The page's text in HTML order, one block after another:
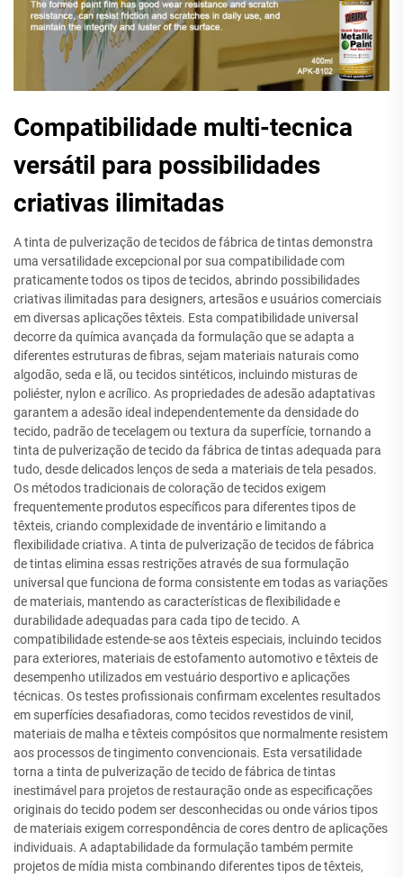
Compatibilidade multi-tecnica
versátil para possibilidades
criativas ilimitadas
A tinta de pulverização de tecidos de fábrica de tintas demonstra
uma versatilidade excepcional por sua compatibilidade com
praticamente todos os tipos de tecidos, abrindo possibilidades
criativas ilimitadas para designers, artesãos e usuários comerciais
em diversas aplicações têxteis. Esta compatibilidade universal
decorre da química avançada da formulação que se adapta a
diferentes estruturas de fibras, sejam materiais naturais como
algodão, seda e lã, ou tecidos sintéticos, incluindo misturas de
poliéster, nylon e acrílico. As propriedades de adesão adaptativas
garantem a adesão ideal independentemente da densidade do
tecido, padrão de tecelagem ou textura da superfície, tornando a
tinta de pulverização de tecido da fábrica de tintas adequada para
tudo, desde delicados lenços de seda a materiais de tela pesados.
Os métodos tradicionais de coloração de tecidos exigem
frequentemente produtos específicos para diferentes tipos de
têxteis, criando complexidade de inventário e limitando a
flexibilidade criativa. A tinta de pulverização de tecidos de fábrica
de tintas elimina essas restrições através de sua formulação
universal que funciona de forma consistente em todas as variações
de materiais, mantendo as características de flexibilidade e
durabilidade adequadas para cada tipo de tecido. A
compatibilidade estende-se aos têxteis especiais, incluindo tecidos
para exteriores, materiais de estofamento automotivo e têxteis de
desempenho utilizados em vestuário desportivo e aplicações
técnicas. Os testes profissionais confirmam excelentes resultados
em superfícies desafiadoras, como tecidos revestidos de vinil,
materiais de malha e têxteis compósitos que normalmente resistem
aos processos de tingimento convencionais. Esta versatilidade
torna a tinta de pulverização de tecido de fábrica de tintas
inestimável para projetos de restauração onde as especificações
originais do tecido podem ser desconhecidas ou onde vários tipos
de materiais exigem correspondência de cores dentro de aplicações
individuais. A adaptabilidade da formulação também permite
projetos de mídia mista combinando diferentes tipos de têxteis,